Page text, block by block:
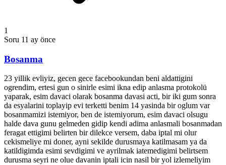
1
Soru 11 ay önce
Bosanma
23 yillik evliyiz, gecen gece facebookundan beni aldattigini
ogrendim, ertesi gun o sinirle esimi ikna edip anlasma protokolü
yaparak, esim davaci olarak bosanma davasi acti, bir iki gum sonra
da esyalarini toplayip evi terketti benim 14 yasinda bir oglum var
bosanmamizi istemiyor, ben de istemiyorum, esim davaci olsugu
halde dava gunu gelmeden gidip kendi adima anlasmali bosanmadan
feragat ettigimi belirten bir dilekce versem, daba iptal mi olur
cekismeliye mi doner, ayni sekilde durusmaya katilmasam ya da
katildigimda esimi sevdigimi ve ayrilmak iatemedigimi belirtsem
durusma seyri ne olue davanin iptali icin nasil bir yol izlemeliyim